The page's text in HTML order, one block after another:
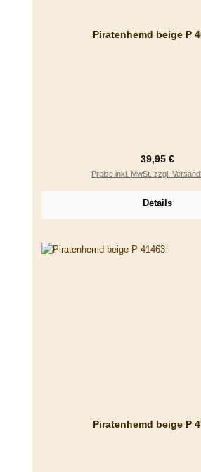
Piratenhemd beige P
Regulärer
39,95 €
Preise inkl. MwSt. zzgl.
Details
Piratenhemd beige P